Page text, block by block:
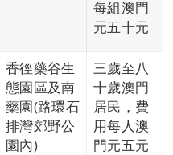
每組澳門
元五十元
香徑藥谷生
態園區及南
藥園(路環石
排灣郊野公
園內)
三歲至八
十歲澳門
居民，費
用每人澳
門元五元